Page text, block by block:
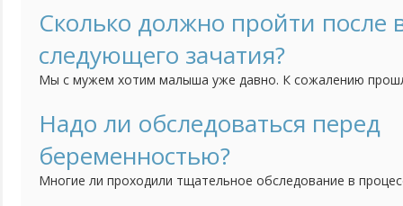
вести такой образ жизни если я пытаюсь забеременеть?
еще до того как я узнаю, что я беременна?
Сколько должно пройти
следующего зачатия?
Мы с мужем хотим малыша уже давно. К сожалению
считаете когда нам можно начинать пробовать снова?
Надо ли обследоваться перед
беременностью?
Многие ли проходили тщательное обследование в